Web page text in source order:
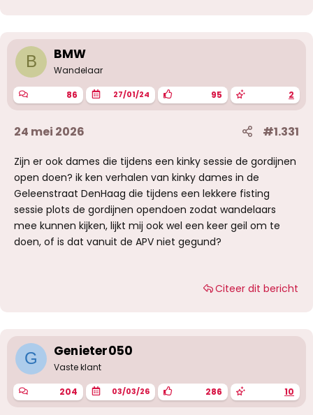
n
g
n
:
B BMW
Wandelaar
86 27/01/24 95 2
24 mei 2026 #1.331
Zijn er ook dames die tijdens een kinky sessie de gordijnen
open doen? ik ken verhalen van kinky dames in de
Geleenstraat DenHaag die tijdens een lekkere fisting
sessie plots de gordijnen opendoen zodat wandelaars
mee kunnen kijken, lijkt mij ook wel een keer geil om te
doen, of is dat vanuit de APV niet gegund?
Citeer dit bericht
G Genieter050
Vaste klant
204 03/03/26 286 10